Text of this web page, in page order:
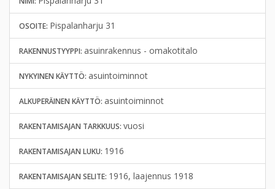
OSOITE: Pispalanharju 31
RAKENNUSTYYPPI: asuinrakennus - omakotitalo
NYKYINEN KÄYTTÖ: asuintoiminnot
ALKUPERÄINEN KÄYTTÖ: asuintoiminnot
RAKENTAMISAJAN TARKKUUS: vuosi
RAKENTAMISAJAN LUKU: 1916
RAKENTAMISAJAN SELITE: 1916, laajennus 1918